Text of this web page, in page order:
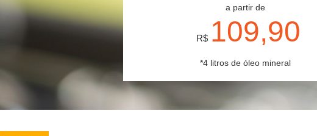
a partir de
R$ 109,90
*4 litros de óleo mineral